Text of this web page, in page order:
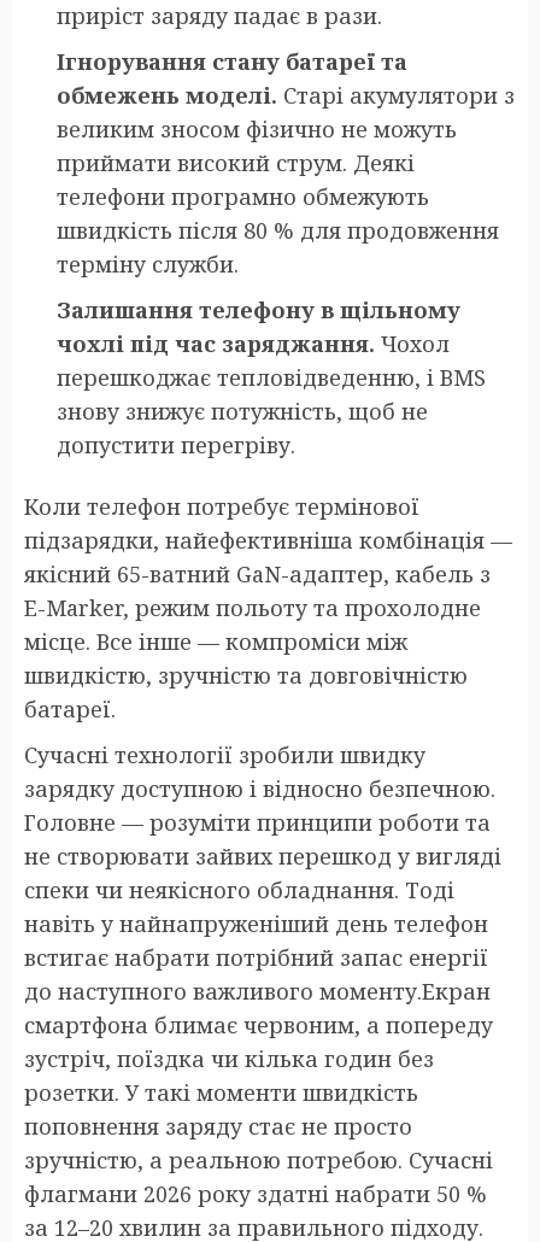
приріст заряду падає в рази.
Ігнорування стану батареї та
обмежень моделі. Старі акумулятори з
великим зносом фізично не можуть
приймати високий струм. Деякі
телефони програмно обмежують
швидкість після 80 % для продовження
терміну служби.
Залишання телефону в щільному
чохлі під час заряджання. Чохол
перешкоджає тепловідведенню, і BMS
знову знижує потужність, щоб не
допустити перегріву.
Коли телефон потребує термінової
підзарядки, найефективніша комбінація —
якісний 65-ватний GaN-адаптер, кабель з
E-Marker, режим польоту та прохолодне
місце. Все інше — компроміси між
швидкістю, зручністю та довговічністю
батареї.
Сучасні технології зробили швидку
зарядку доступною і відносно безпечною.
Головне — розуміти принципи роботи та
не створювати зайвих перешкод у вигляді
спеки чи неякісного обладнання. Тоді
навіть у найнапруженіший день телефон
встигає набрати потрібний запас енергії
до наступного важливого моменту.Екран
смартфона блимає червоним, а попереду
зустріч, поїздка чи кілька годин без
розетки. У такі моменти швидкість
поповнення заряду стає не просто
зручністю, а реальною потребою. Сучасні
флагмани 2026 року здатні набрати 50 %
за 12–20 хвилин за правильного підходу.